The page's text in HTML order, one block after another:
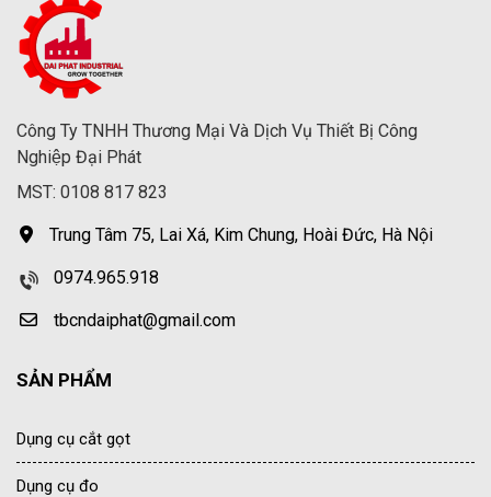
Công Ty TNHH Thương Mại Và Dịch Vụ Thiết Bị Công
Nghiệp Đại Phát
MST: 0108 817 823
Trung Tâm 75, Lai Xá, Kim Chung, Hoài Đức, Hà Nội
0974.965.918
tbcndaiphat@gmail.com
SẢN PHẨM
Dụng cụ cắt gọt
Dụng cụ đo